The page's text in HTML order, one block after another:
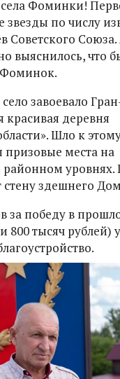
Фоминки!
по числу
Советского Союза.
выяснилось, что
завоевало
красивая деревня
Шло к
призовые места на
уровнях.
здешнего
за победу в
800 тысяч рублей)